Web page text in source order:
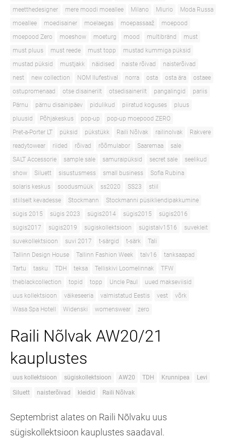
meetthedesigner
mere moodi moeallee Milano Miurio
Moda Russa
moeallee
moedisainer moelaegas moepassaaž
moepood
moepood Zero
moeshow moeturg mood multibränd
must
must pluus
must reede must topp
mustad kummiga püksid
mustad püksid
mustjakk näidised naiste rõivad
naisterõivad
nest
new collection NOM Ilufestival norra osta osta ära
ostaee
ostupromenaad
otse disainerilt otsedisainerilt pangalingid
pariis
Pärnu
pärnu disainipäev pidulikud piiratud koguses
pluus
pluusid
Põhjakeskus pop-up
pop-up moepood ZERO
Pret-a-Porter LT
püksid pükstükk Raili Nõlvak railinolvak
Rakvere
readytowear
riided rõivad rõõmulabor Saaremaa
sale
SALT Accessorie
sample sale samuraipüksid secret sale
seelikud
show
Siluett sisustusmess small business
Sofia Rubina
solaris keskus
soodusmüük ss2020 SS23
stiil
stiilselt kevadesse
Stockmann
Stockmanni püsikliendipakkumine
sügis 2015
sügis 2023 sügis2014 sügis2015
sügis2016
sügis2017
sügis2019 sügiskollektsioon sügistalv1516
suvekleit
suvekollektsioon
suvi 2017 t-särgid t-särk
Tali
Tallinn Design House
Tallinn Fashion Week talv16
tanksaapad
Tartu
tasku TDH teksa Telliskivi Loomelinnak
TFW
theblackcollection
topid topp Uncle Paul
uued makseviisid
uus kollektsioon
väikeseeria valmistatud Eestis vest
võrk
Wasa Spa Hotell
Widenski womenswear zero
Raili Nõlvak AW20/21
kauplustes
uus kollektsioon sügiskollektsioon AW20 TDH Krunnipea Levi
Siluett naisterõivad kleidid Raili Nõlvak
Septembrist alates on Raili Nõlvaku uus
sügiskollektsioon kauplustes saadaval.